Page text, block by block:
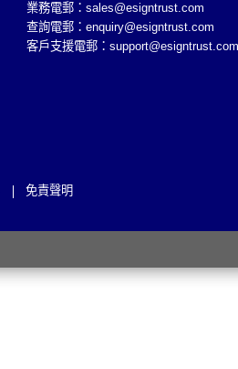
業務電郵：sales@esigntrust.com
查詢電郵：enquiry@esigntrust.com
客戶支援電郵：
免責聲明